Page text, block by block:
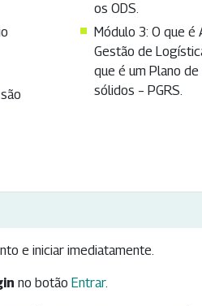
os ODS.
Módulo 3: O que é
Gestão de
que é um Plano
sólidos – PGRS.
e iniciar imediatamente.
no botão Entrar.